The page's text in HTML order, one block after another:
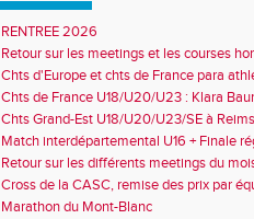
RENTREE 2026
Retour sur les meetings et les courses
Chts d'Europe et chts de France para
champion d'Europe et multiples
Chts de France U18/U20/U23 : Klara
10e
Chts Grand-Est U18/U20/U23/SE à
Match interdépartemental U16 + Finale
Obernai
Retour sur les différents meetings du
Cross de la CASC, remise des prix par
collèges
Marathon du Mont-Blanc